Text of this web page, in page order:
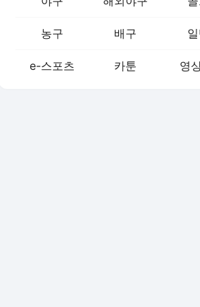
농구 배구
e-스포츠 카툰 영